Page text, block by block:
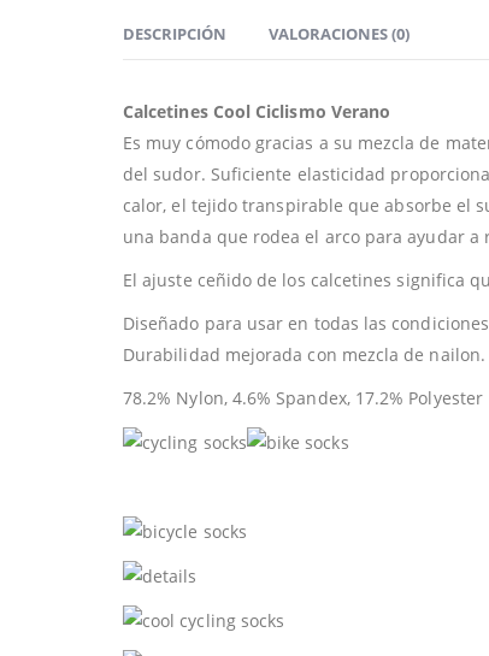
DESCRIPCIÓN VALORACIONES (0)
Calcetines Cool Ciclismo Verano
Es muy cómodo gracias a su mezcla de
del sudor. Suficiente elasticidad
calor, el tejido transpirable que absorbe el
una banda que rodea el arco para ayudar
El ajuste ceñido de los calcetines significa
Diseñado para usar en todas las
Durabilidad mejorada con mezcla de nailon.
78.2% Nylon, 4.6% Spandex, 17.2% Polyester